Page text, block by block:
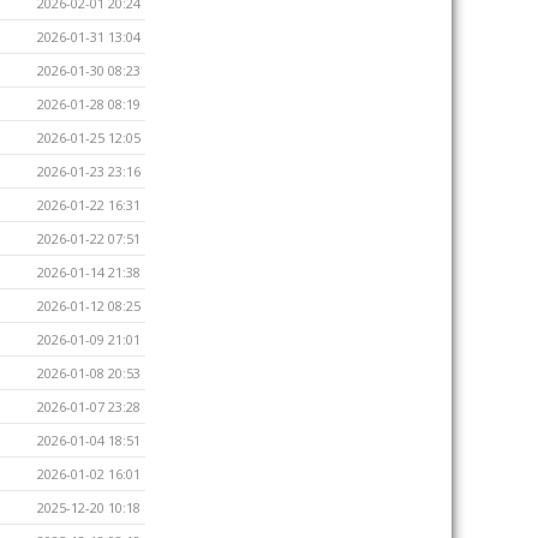
2026-01-31 13:04
2026-01-30 08:23
2026-01-28 08:19
2026-01-25 12:05
2026-01-23 23:16
2026-01-22 16:31
2026-01-22 07:51
2026-01-14 21:38
2026-01-12 08:25
2026-01-09 21:01
2026-01-08 20:53
2026-01-07 23:28
2026-01-04 18:51
2026-01-02 16:01
2025-12-20 10:18